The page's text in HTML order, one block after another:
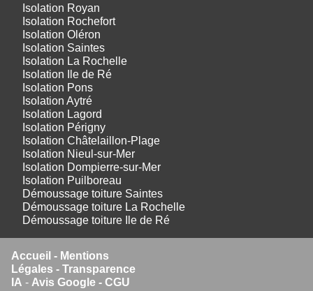
Isolation Royan
Isolation Rochefort
Isolation Oléron
Isolation Saintes
Isolation La Rochelle
Isolation Ile de Ré
Isolation Pons
Isolation Aytré
Isolation Lagord
Isolation Périgny
Isolation Châtelaillon-Plage
Isolation Nieul-sur-Mer
Isolation Dompierre-sur-Mer
Isolation Puilboreau
Démoussage toiture Saintes
Démoussage toiture La Rochelle
Démoussage toiture Ile de Ré
Accueil - Mentions
Légales - Transparence
IA - Avis Google - CGU